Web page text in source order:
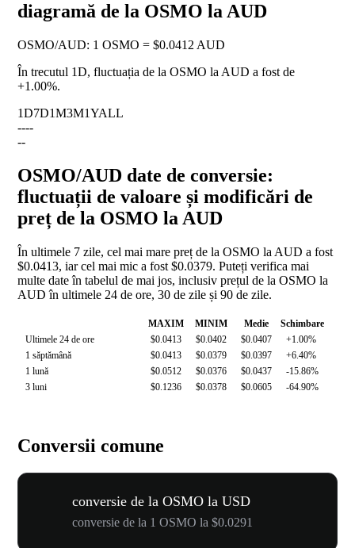
diagramă de la OSMO la AUD
OSMO/AUD: 1 OSMO = $0.0412 AUD
În trecutul 1D, fluctuația de la OSMO la AUD a fost de
+1.00%.
1D7D1M3M1YALL
----
--
OSMO/AUD date de conversie:
fluctuații de valoare și modificări de
preț de la OSMO la AUD
În ultimele 7 zile, cel mai mare preț de la OSMO la AUD a fost
$0.0413, iar cel mai mic a fost $0.0379. Puteți verifica mai
multe date în tabelul de mai jos, inclusiv prețul de la OSMO la
AUD în ultimele 24 de ore, 30 de zile și 90 de zile.
MAXIM MINIM Medie
Schimbare
Ultimele 24 de ore
$0.0413 $0.0402 $0.0407
+1.00%
1 săptămână
$0.0413 $0.0379 $0.0397
+6.40%
1 lună
$0.0512 $0.0376 $0.0437
-15.86%
3 luni
$0.1236 $0.0378 $0.0605 -64.90%
Conversii comune
conversie de la OSMO la USD
conversie de la 1 OSMO la $0.0291